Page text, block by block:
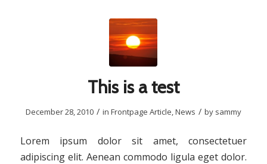
This is a test
December 28, 2010 / in Frontpage Article,News / by sammy
Lorem ipsum dolor sit amet, consectetuer
adipiscing elit. Aenean commodo ligula eget dolor.